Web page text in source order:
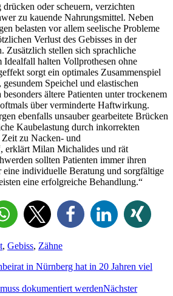
oder scheuern, verzichten
zu kauende Nahrungsmittel. Neben
belasten vor allem seelische Probleme
Verlust des Gebisses in der
Zusätzlich stellen sich sprachliche
Idealfall halten Vollprothesen ohne
sorgt ein optimales Zusammenspiel
Speichel und elastischen
ältere Patienten unter trockenem
über verminderte Haftwirkung.
ebenfalls unsauber gearbeitete Brücken
Kaubelastung durch inkorrekten
zu Nacken- und
erklärt Milan Michalides und rät
sollten Patienten immer ihren
eine individuelle Beratung und sorgfältige
eine erfolgreiche Behandlung.“
, Gebiss, Zähne
in Nürnberg hat in 20 Jahren viel
dokumentiert werdenNächster